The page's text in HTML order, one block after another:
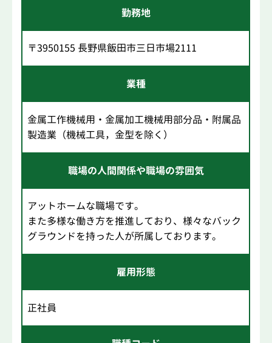
勤務地
〒3950155 長野県飯田市三日市場2111
業種
金属工作機械用・金属加工機械用部分品・附属品
製造業（機械工具，金型を除く）
職場の人間関係や職場の雰囲気
アットホームな職場です。
また多様な働き方を推進しており、様々なバック
グラウンドを持った人が所属しております。
雇用形態
正社員